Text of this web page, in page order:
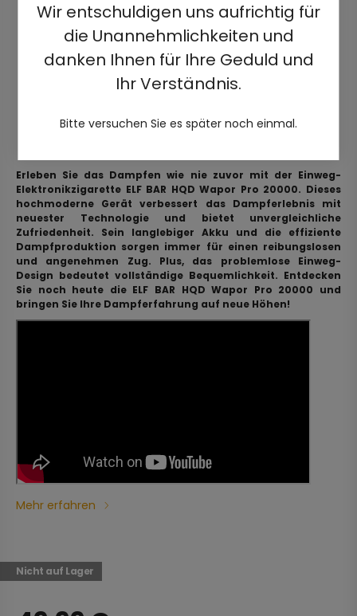
Wir entschuldigen uns aufrichtig für
die Unannehmlichkeiten und
danken Ihnen für Ihre Geduld und
Ihr Verständnis.
Bitte versuchen Sie es später noch einmal.
Erleben Sie das Dampfen wie nie zuvor mit der Einweg-
Elektronikzigarette ELF BAR HQD Wapor Pro 20000. Dieses
hochmoderne Gerät verbessert das Dampferlebnis mit
neuester Technologie und bietet unvergleichliche
Zufriedenheit. Sein langlebiger Akku und die effiziente
Dampfproduktion sorgen immer für einen reibungslosen
und angenehmen Zug. Plus, das problemlose Einweg-
Design bedeutet vollständige Bequemlichkeit. Entdecken
Sie noch heute die ELF BAR HQD Wapor Pro 20000 und
bringen Sie Ihre Dampferfahrung auf neue Höhen!
Mehr erfahren
Nicht auf Lager